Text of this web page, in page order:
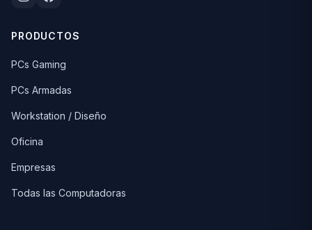
PRODUCTOS
PCs Gaming
PCs Armadas
Workstation / Diseño
Oficina
Empresas
Todas las Computadoras